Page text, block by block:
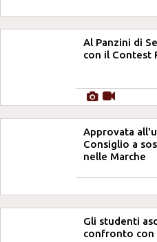
Al Panzini di
con il Contest
Approvata
Consiglio a
nelle Marche
Gli studenti
confronto con